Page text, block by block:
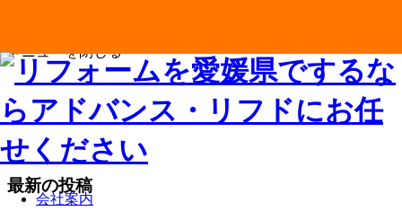
会社案内
メニューを閉じる
最新の投稿